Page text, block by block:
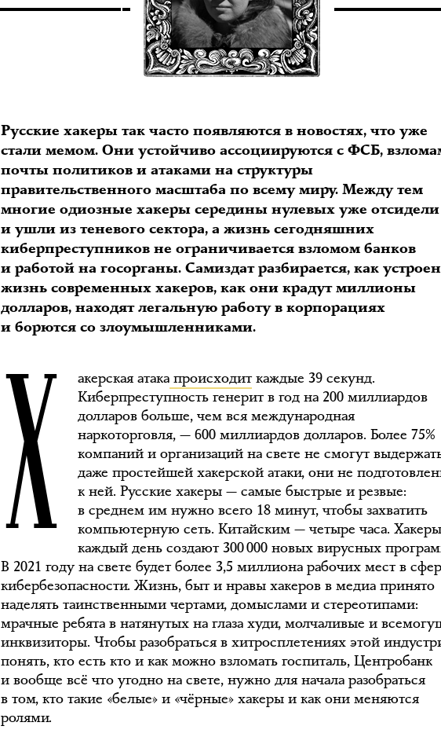
Русские хакеры так часто появляются в новостях, что уже
стали мемом. Они устойчиво ассоциируются с ФСБ,
почты политиков и атаками на структуры
правительственного масштаба по всему миру. Между тем
многие одиозные хакеры середины нулевых уже отсидели
и ушли из теневого сектора, а жизнь сегодняшних
киберпреступников не ограничивается взломом банков
и работой на госорганы. Самиздат разбирается, как
жизнь современных хакеров, как они крадут миллионы
долларов, находят легальную работу в корпорациях
и борются со злоумышленниками.
Х акерская атака происходиткаждые 39 секунд.
Киберпреступность генерит в год на 200 миллиардов
долларов больше, чем вся международная
наркоторговля, — 600 миллиардов долларов. Более 75%
компаний и организаций на свете не смогут
даже простейшей хакерской атаки, они не
к ней. Русские хакеры — самые быстрые и резвые:
в среднем им нужно всего 18 минут, чтобы захватить
компьютерную сеть. Китайским — четыре часа. Хакеры
каждый день создают 300 000 новых вирусных
В 2021 году на свете будет более 3,5 миллиона рабочих мест в
кибербезопасности. Жизнь, быт и нравы хакеров в медиа принято
наделять таинственными чертами, домыслами и стереотипами:
мрачные ребята в натянутых на глаза худи, молчаливые и
инквизиторы. Чтобы разобраться в хитросплетениях этой
понять, кто есть кто и как можно взломать госпиталь, Центробанк
и вообще всё что угодно на свете, нужно для начала разобраться
в том, кто такие «белые» и «чёрные» хакеры и как они меняются
ролями.